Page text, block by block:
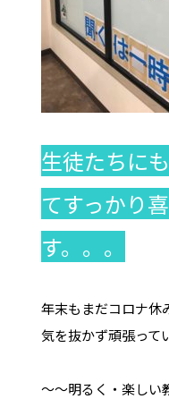
生徒たちに
てすっかり
す。。。
年末もまだコロナ休
気を抜かず頑張って
～～明るく・楽しい